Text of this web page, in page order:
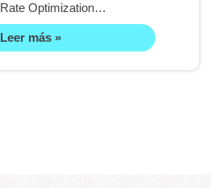
Optimization…
Leer más »